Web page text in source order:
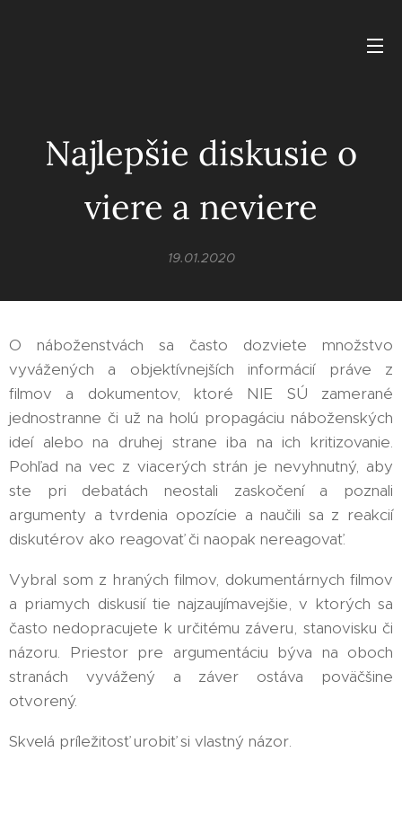
Najlepšie diskusie o
viere a neviere
19.01.2020
O náboženstvách sa často dozviete množstvo
vyvážených a objektívnejších informácií práve z
filmov a dokumentov, ktoré NIE SÚ zamerané
jednostranne či už na holú propagáciu náboženských
ideí alebo na druhej strane iba na ich kritizovanie.
Pohľad na vec z viacerých strán je nevyhnutný, aby
ste pri debatách neostali zaskočení a poznali
argumenty a tvrdenia opozície a naučili sa z reakcií
diskutérov ako reagovať či naopak nereagovať.
Vybral som z hraných filmov, dokumentárnych filmov
a priamych diskusií tie najzaujímavejšie, v ktorých sa
často nedopracujete k určitému záveru, stanovisku či
názoru. Priestor pre argumentáciu býva na oboch
stranách vyvážený a záver ostáva poväčšine
otvorený.
Skvelá príležitosť urobiť si vlastný názor.